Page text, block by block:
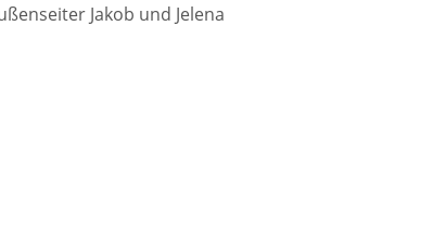
Jakob und Jelena